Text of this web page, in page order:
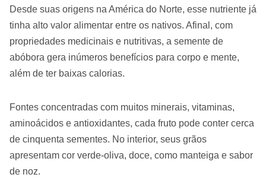
Desde suas origens na América do Norte, esse nutriente já
tinha alto valor alimentar entre os nativos. Afinal, com
propriedades medicinais e nutritivas, a semente de
abóbora gera inúmeros benefícios para corpo e mente,
além de ter baixas calorias.
Fontes concentradas com muitos minerais, vitaminas,
aminoácidos e antioxidantes, cada fruto pode conter cerca
de cinquenta sementes. No interior, seus grãos
apresentam cor verde-oliva, doce, como manteiga e sabor
de noz.